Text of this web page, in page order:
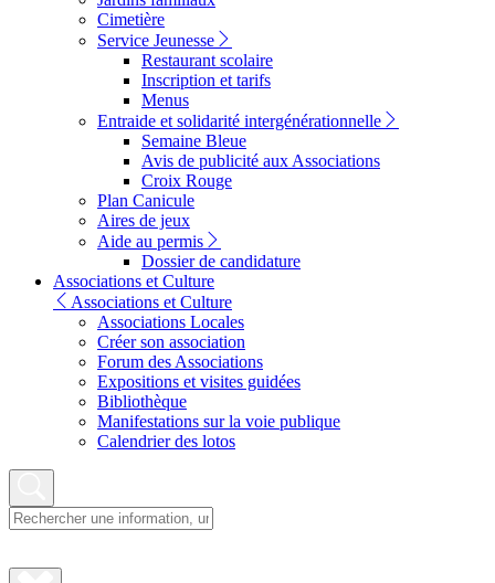
Cimetière
Service Jeunesse
Restaurant scolaire
Inscription et tarifs
Menus
Entraide et solidarité intergénérationnelle
Semaine Bleue
Avis de publicité aux Associations
Croix Rouge
Plan Canicule
Aires de jeux
Aide au permis
Dossier de candidature
Associations et Culture
Associations et Culture
Associations Locales
Créer son association
Forum des Associations
Expositions et visites guidées
Bibliothèque
Manifestations sur la voie publique
Calendrier des lotos